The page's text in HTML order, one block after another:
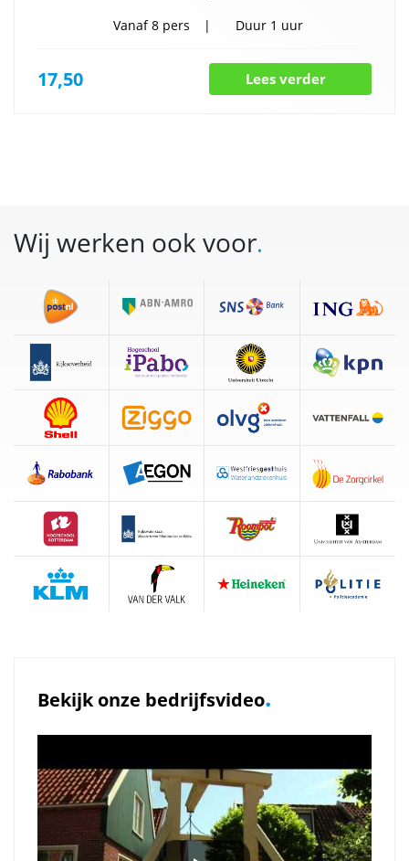
Vanaf8 pers Duur 1 uur
17,50 Lees verder
Wij werken ook voor.
Bekijk onze bedrijfsvideo.